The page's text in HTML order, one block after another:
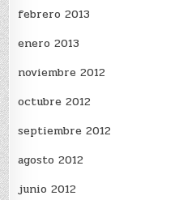
febrero 2013
enero 2013
noviembre 2012
octubre 2012
septiembre 2012
agosto 2012
junio 2012